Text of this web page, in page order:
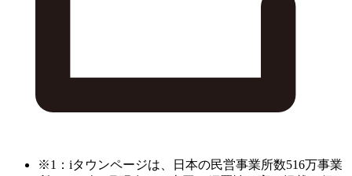
※1：iタウンページは、日本の民営事業所数516万事業